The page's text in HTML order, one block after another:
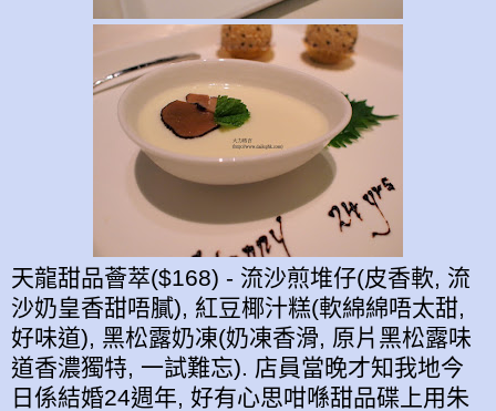
天龍甜品薈萃($168) - 流沙煎堆仔(皮香軟, 流
沙奶皇香甜唔膩), 紅豆椰汁糕(軟綿綿唔太甜,
好味道), 黑松露奶凍(奶凍香滑, 原片黑松露味
道香濃獨特, 一試難忘). 店員當晚才知我地今
日係結婚24週年, 好有心思咁喺甜品碟上用朱